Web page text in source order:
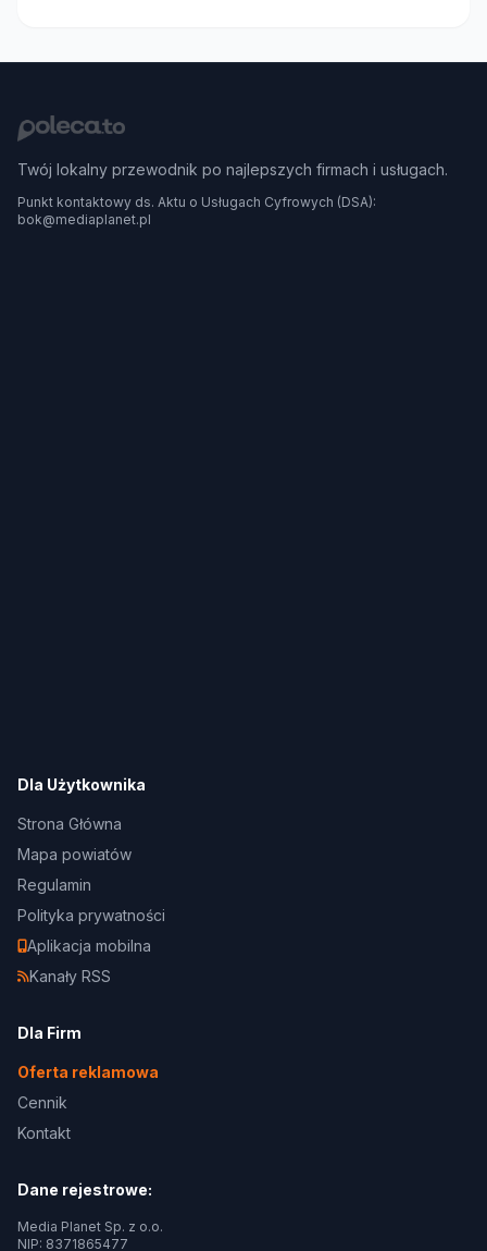
Twój lokalny przewodnik po najlepszych firmach i usługach.
Punkt kontaktowy ds. Aktu o Usługach Cyfrowych (DSA):
bok@mediaplanet.pl
Dla Użytkownika
Strona Główna
Mapa powiatów
Regulamin
Polityka prywatności
Aplikacja mobilna
Kanały RSS
Dla Firm
Oferta reklamowa
Cennik
Kontakt
Dane rejestrowe:
Media Planet Sp. z o.o.
NIP: 8371865477